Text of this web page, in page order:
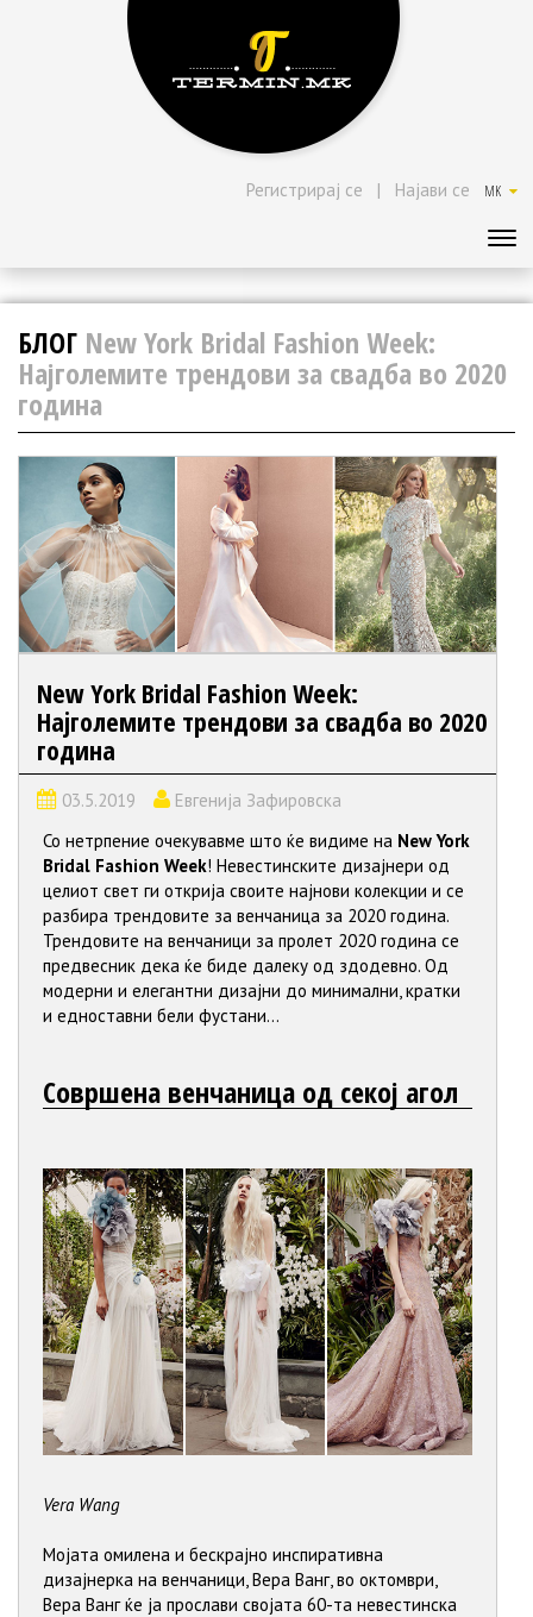
MK
Најави се
|
Регистрирај се
БЛОГ New York Bridal Fashion Week:
Најголемите трендови за свадба во 2020
година
New York Bridal Fashion Week:
Најголемите трендови за свадба во 2020
година
03.5.2019
Евгенија Зафировска
Со нетрпение очекувавме што ќе видиме на New York
Bridal Fashion Week! Невестинските дизајнери од
целиот свет ги открија своите најнови колекции и се
разбира трендовите за венчаница за 2020 година.
Трендовите на венчаници за пролет 2020 година се
предвесник дека ќе биде далеку од здодевно. Од
модерни и елегантни дизајни до минимални, кратки
и едноставни бели фустани...
Совршена венчаница од секој агол
Vera Wang
Мојата омилена и бескрајно инспиративна
дизајнерка на венчаници, Вера Ванг, во октомври,
Вера Ванг ќе ја прослави својата 60-та невестинска